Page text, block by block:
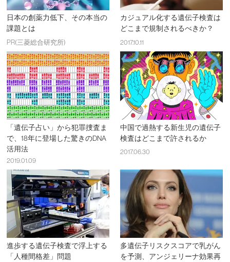
日本の創薬力低下、その本当の
課題とは
PR(三菱総合研究所)
カジュアル化する遺伝子検査は
どこまで規制されるべきか？
2017.10.11
「遺伝子占い」から犯罪捜査ま
で、18年に登場した驚きのDNA
活用法
2019.01.09
中国で過熱する新生児の遺伝子
検査はどこまで許されるか
2017.06.30
進歩する遺伝子検査で浮上する
「人種間格差」問題
多遺伝子リスクスコアで乳がん
を予測、アンジェリーナ効果再